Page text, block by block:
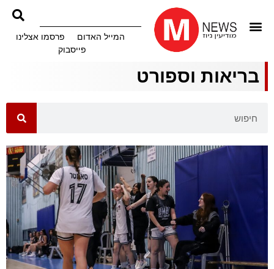
המייל האדום
פרסמו אצלינו
פייסבוק
בריאות וספורט